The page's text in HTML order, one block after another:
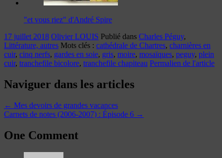
"et vous riez" d'André Spire
17 juillet 2018 Olivier LOUIS Publié dans Charles Péguy,
Littérature, autres Mots clés : cathédrale de Chartres, charnières en
cuir, cinq nerfs, gardes en soie, gris, moire, mosaïques, peguy, plein
cuir, tranchefile bicolore, tranchefile chapiteau Permalien de l'article
Naviguer dans les articles
← Mes devoirs de grandes vacances
Carnets de notes (2006-2007) : Épisode 6 →
One Comment